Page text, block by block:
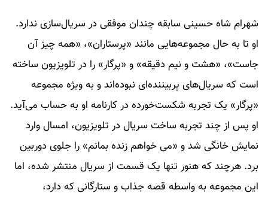
شهرام شاه‌ حسینی سابقه چندان موفقی در سریال‌سازی ندارد.
او تا به حال مجموعه‌هایی مانند «پرستاران»، «همه چیز آن
جاست»، «هشت و نیم دقیقه» و «پرگار» را در تلویزیون ساخته
است که سریال‌های پربیننده‌ای نبوده‌اند و به ویژه مجموعه
«پرگار» یک تجربه شکست‌خورده در کارنامه او به حساب می‌آید.
او پس از چند تجربه ساخت سریال در تلویزیون، امسال وارد
نمایش خانگی شد و «می‌ خواهم زنده بمانم» را جلوی دوربین
برد. هرچند که هنور تنها یک قسمت از سریال منتشر شده، اما
این مجموعه به واسطه قصه جذاب و ستارگانی که دارد،